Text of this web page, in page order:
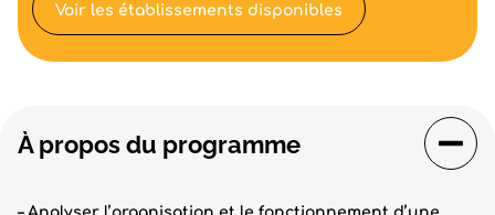
À propos du programme
Voir les établissements disponibles